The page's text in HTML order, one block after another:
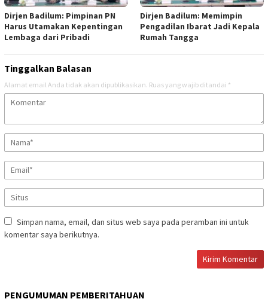
‎Dirjen Badilum: Pimpinan PN
Harus Utamakan Kepentingan
Lembaga dari Pribadi
Dirjen Badilum: Memimpin
Pengadilan Ibarat Jadi Kepala
Rumah Tangga ‎
Tinggalkan Balasan
Alamat email Anda tidak akan dipublikasikan. Ruas yang wajib ditandai *
Simpan nama, email, dan situs web saya pada peramban ini untuk
komentar saya berikutnya.
PENGUMUMAN PEMBERITAHUAN